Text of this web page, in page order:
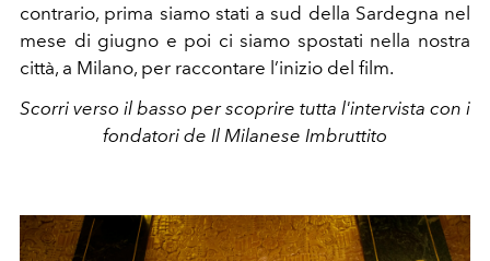
contrario, prima siamo stati a sud della Sardegna nel
mese di giugno e poi ci siamo spostati nella nostra
città, a Milano, per raccontare l’inizio del film.
Scorri verso il basso per scoprire tutta l'intervista con i
fondatori de Il Milanese Imbruttito